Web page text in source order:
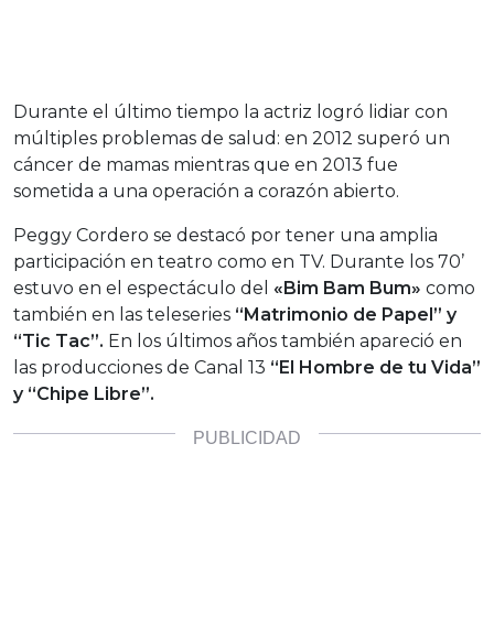
Durante el último tiempo la actriz logró lidiar con
múltiples problemas de salud: en 2012 superó un
cáncer de mamas mientras que en 2013 fue
sometida a una operación a corazón abierto.
Peggy Cordero se destacó por tener una amplia
participación en teatro como en TV. Durante los 70’
estuvo en el espectáculo del «Bim Bam Bum» como
también en las teleseries “Matrimonio de Papel” y
“Tic Tac”. En los últimos años también apareció en
las producciones de Canal 13 “El Hombre de tu Vida”
y “Chipe Libre”.